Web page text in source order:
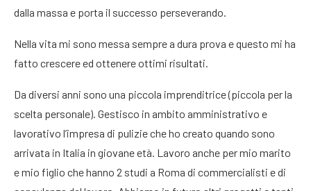
dalla massa e porta il successo perseverando.
Nella vita mi sono messa sempre a dura prova e questo mi ha
fatto crescere ed ottenere ottimi risultati.
Da diversi anni sono una piccola imprenditrice (piccola per la
scelta personale). Gestisco in ambito amministrativo e
lavorativo l’impresa di pulizie che ho creato quando sono
arrivata in Italia in giovane età. Lavoro anche per mio marito
e mio figlio che hanno 2 studi a Roma di commercialisti e di